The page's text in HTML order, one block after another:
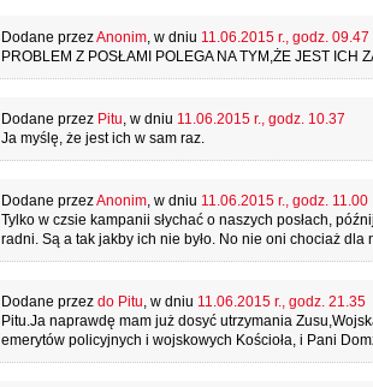
Dodane przezAnonim, w dniu 11.06.2015 r., godz. 09.47
PROBLEM Z POSŁAMI POLEGA NA TYM,ŻE JEST ICH
Dodane przez Pitu, w dniu 11.06.2015 r., godz. 10.37
Ja myślę, że jest ich w sam raz.
Dodane przezAnonim, w dniu 11.06.2015 r., godz. 11.00
Tylko w czsie kampanii słychać o naszych posłach,
radni. Są a tak jakby ich nie było. No nie oni chociaż dla
Dodane przez do Pitu, w dniu 11.06.2015 r., godz. 21.35
Pitu.Ja naprawdę mam już dosyć utrzymania
emerytów policyjnych i wojskowych Kościoła, i Pani